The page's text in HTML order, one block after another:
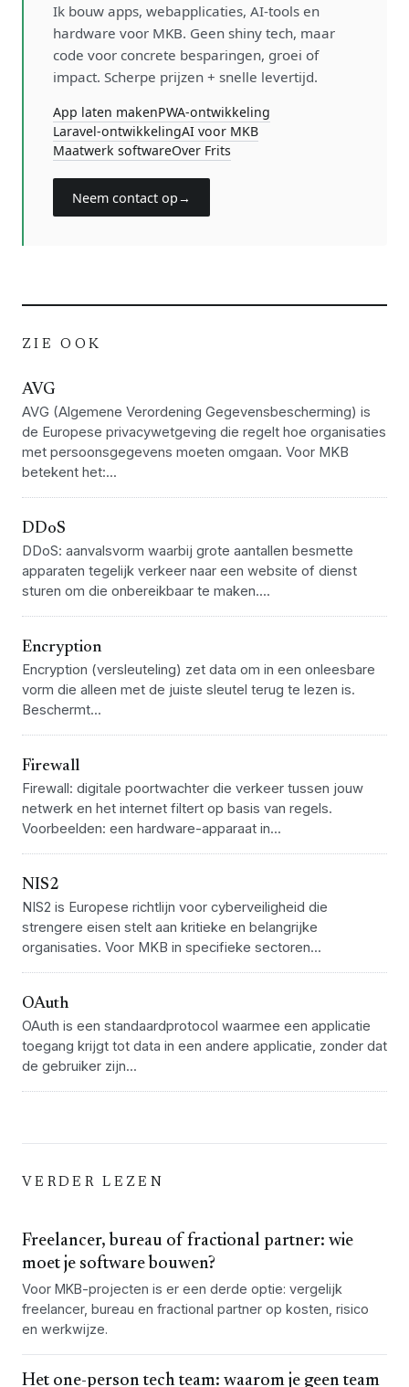
Ik bouw apps, webapplicaties, AI-tools en
hardware voor MKB. Geen shiny tech, maar
code voor concrete besparingen, groei of
impact. Scherpe prijzen + snelle levertijd.
App laten makenPWA-ontwikkeling
Laravel-ontwikkelingAI voor MKB
Maatwerk softwareOver Frits
Neem contact op→
ZIE OOK
AVG
AVG (Algemene Verordening Gegevensbescherming) is
de Europese privacywetgeving die regelt hoe organisaties
met persoonsgegevens moeten omgaan. Voor MKB
betekent het:...
DDoS
DDoS: aanvalsvorm waarbij grote aantallen besmette
apparaten tegelijk verkeer naar een website of dienst
sturen om die onbereikbaar te maken....
Encryption
Encryption (versleuteling) zet data om in een onleesbare
vorm die alleen met de juiste sleutel terug te lezen is.
Beschermt...
Firewall
Firewall: digitale poortwachter die verkeer tussen jouw
netwerk en het internet filtert op basis van regels.
Voorbeelden: een hardware-apparaat in...
NIS2
NIS2 is Europese richtlijn voor cyberveiligheid die
strengere eisen stelt aan kritieke en belangrijke
organisaties. Voor MKB in specifieke sectoren...
OAuth
OAuth is een standaardprotocol waarmee een applicatie
toegang krijgt tot data in een andere applicatie, zonder dat
de gebruiker zijn...
VERDER LEZEN
Freelancer, bureau of fractional partner: wie
moet je software bouwen?
Voor MKB-projecten is er een derde optie: vergelijk
freelancer, bureau en fractional partner op kosten, risico
en werkwijze.
Het one-person tech team: waarom je geen team